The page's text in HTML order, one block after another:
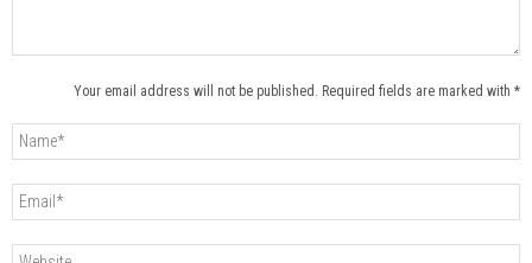
Your email address will not be published. Required fields are marked with *